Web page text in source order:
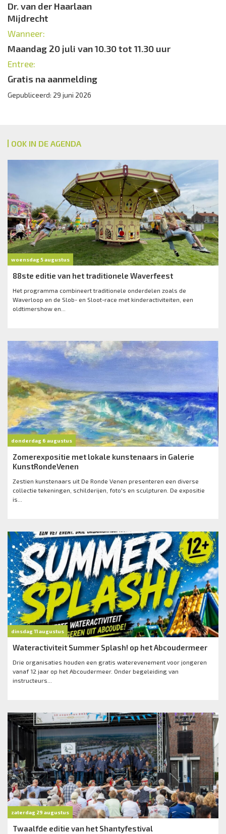
Dr. van der Haarlaan
Mijdrecht
Wanneer:
Maandag 20 juli van 10.30 tot 11.30 uur
Entree:
Gratis na aanmelding
Gepubliceerd: 29 juni 2026
OOK IN DE AGENDA
woensdag 5 augustus
88ste editie van het traditionele Waverfeest
Het programma combineert traditionele onderdelen zoals de
Waverloop en de Slob- en Sloot-race met kinderactiviteiten, een
oldtimershow en...
donderdag 6 augustus
Zomerexpositie met lokale kunstenaars in Galerie
KunstRondeVenen
Zestien kunstenaars uit De Ronde Venen presenteren een diverse
collectie tekeningen, schilderijen, foto's en sculpturen. De expositie
is...
dinsdag 11 augustus
Wateractiviteit Summer Splash! op het Abcoudermeer
Drie organisaties houden een gratis waterevenement voor jongeren
vanaf 12 jaar op het Abcoudermeer. Onder begeleiding van
instructeurs...
zaterdag 29 augustus
Twaalfde editie van het Shantyfestival